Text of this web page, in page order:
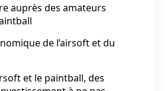
auprès des amateurs
de l’airsoft et du
et le paintball, des